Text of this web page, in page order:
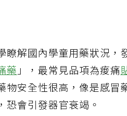
瞭解國內學童用藥狀況，
藥」，最常見品項為痠痛
物安全性很高，像是感冒
會引發器官衰竭。